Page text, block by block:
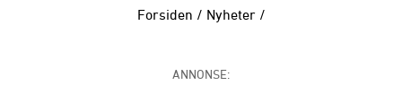
Forsiden / Nyheter /
ANNONSE: